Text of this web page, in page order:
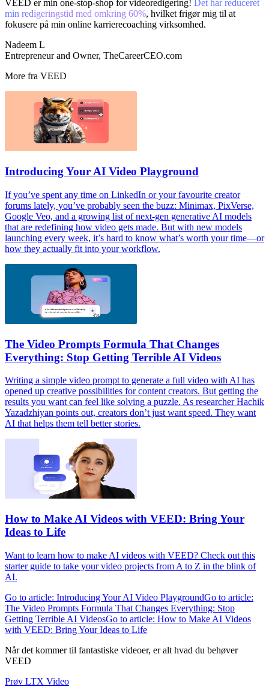
VEED er min one-stop-shop for videoredigering! Det har reduceret
min redigeringstid med omkring 60%, hvilket frigør mig til at
fokusere på min online karrierecoaching virksomhed.
Nadeem L
Entrepreneur and Owner, TheCareerCEO.com
More fra VEED
Introducing Your AI Video Playground
If you’ve spent any time on LinkedIn or your favourite creator
forums lately, you’ve probably seen the buzz: Minimax, PixVerse,
Google Veo, and a growing list of next-gen generative AI models
that are redefining how video gets made. But with new models
launching every week, it’s hard to know what’s worth your time—or
how they actually fit into your workflow.
The Video Prompts Formula That Changes
Everything: Stop Getting Terrible AI Videos
Writing a simple video prompt to generate a full video with AI has
opened up creative possibilities for content creators. ‍But getting the
results you want can feel like solving a puzzle. As researcher Hachik
Yazadzhiyan points out, creators don’t just want speed. They want
AI that helps them tell better stories.‍
How to Make AI Videos with VEED: Bring Your
Ideas to Life
Want to learn how to make AI videos with VEED? Check out this
starter guide to take your video projects from A to Z in the blink of
AI.
Go to article: Introducing Your AI Video PlaygroundGo to article:
The Video Prompts Formula That Changes Everything: Stop
Getting Terrible AI VideosGo to article: How to Make AI Videos
with VEED: Bring Your Ideas to Life
Når det kommer til fantastiske videoer, er alt hvad du behøver
VEED
Prøv LTX Video